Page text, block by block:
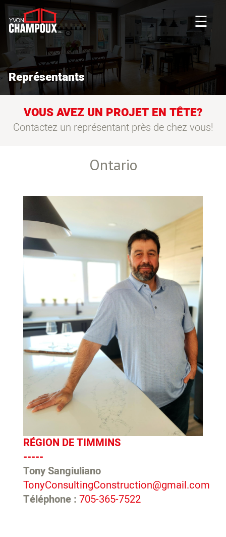
☰
Représentants
VOUS AVEZ UN PROJET EN TÊTE?
Contactez un représentant près de chez vous!
Ontario
RÉGION DE TIMMINS
-----
Tony Sangiuliano
TonyConsultingConstruction@gmail.com
Téléphone : 705-365-7522